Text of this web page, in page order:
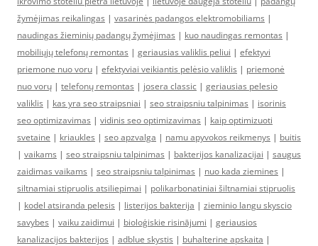
žymėjimas reikalingas | vasarinės padangos elektromobiliams |
naudingas žieminių padangų žymėjimas | kuo naudingas remontas |
mobiliųjų telefonų remontas | geriausias valiklis peliui | efektyvi
priemone nuo voru | efektyviai veikiantis pelėsio valiklis | priemonė
nuo vorų | telefonų remontas | josera classic | geriausias pelesio
valiklis | kas yra seo straipsniai | seo straipsniu talpinimas | isorinis
seo optimizavimas | vidinis seo optimizavimas | kaip optimizuoti
svetaine | kriaukles | seo apzvalga | namu apyvokos reikmenys | buitis
| vaikams | seo straipsniu talpinimas | bakterijos kanalizacijai | saugus
zaidimas vaikams | seo straipsniu talpinimas | nuo kada ziemines |
siltnamiai stipruolis atsiliepimai | polikarbonatiniai šiltnamiai stipruolis
| kodel atsiranda pelesis | listerijos bakterija | zieminio langu skyscio
savybes | vaiku zaidimui | bioloģiskie risinājumi | geriausios
kanalizacijos bakterijos | adblue skystis | buhalterine apskaita |